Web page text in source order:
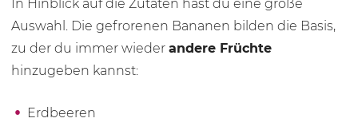
In Hinblick auf die Zutaten hast du eine große
Auswahl. Die gefrorenen Bananen bilden die Basis,
zu der du immer wieder andere Früchte
hinzugeben kannst:
Erdbeeren